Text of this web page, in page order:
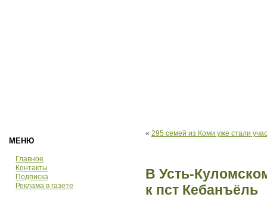
МЕНЮ
Главное
Контакты
Подписка
Реклама в газете
« 295 семей из Коми уже стали
В Усть-
к пст Кебанъёль